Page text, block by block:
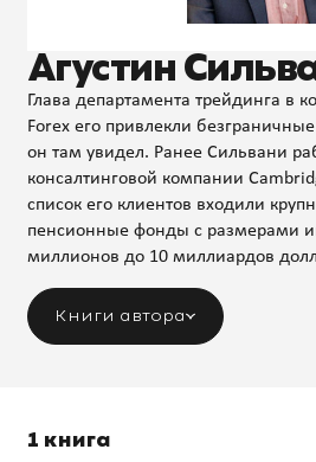
Агустин
Глава департамента трейдинга в
Forex его привлекли
он там увидел. Ранее Сильвани
консалтинговой компании
список его клиентов входили
пенсионные фонды с размерами
миллионов до 10 миллиардов
Книги автора
1 книга